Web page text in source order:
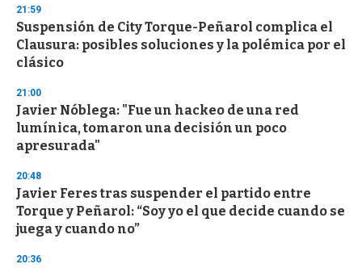
21:59
Suspensión de City Torque-Peñarol complica el
Clausura: posibles soluciones y la polémica por el
clásico
21:00
Javier Nóblega: "Fue un hackeo de una red
lumínica, tomaron una decisión un poco
apresurada"
20:48
Javier Feres tras suspender el partido entre
Torque y Peñarol: “Soy yo el que decide cuando se
juega y cuando no”
20:36